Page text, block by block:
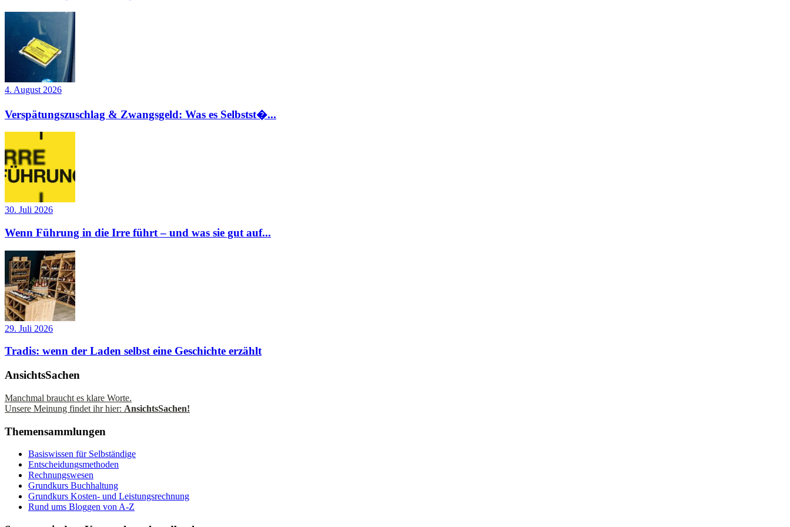
4. August 2026
Verspätungszuschlag & Zwangsgeld: Was es Selbstst�...
30. Juli 2026
Wenn Führung in die Irre führt – und was sie gut auf...
29. Juli 2026
Tradis: wenn der Laden selbst eine Geschichte erzählt
AnsichtsSachen
Manchmal braucht es klare Worte.
Unsere Meinung findet ihr hier: AnsichtsSachen!
Themensammlungen
Basiswissen für Selbständige
Entscheidungsmethoden
Rechnungswesen
Grundkurs Buchhaltung
Grundkurs Kosten- und Leistungsrechnung
Rund ums Bloggen von A-Z